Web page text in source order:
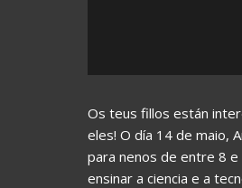
Os teus fillos están
eles! O día 14 de maio,
para nenos de entre 8 e
ensinar a ciencia e a